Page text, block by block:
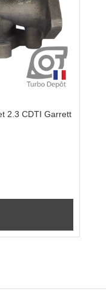
2.3 CDTI Garrett